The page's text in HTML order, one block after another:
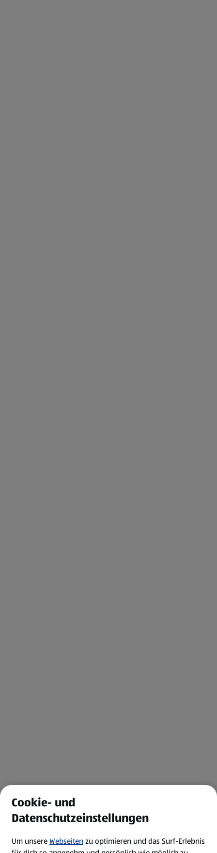
Cookie- und
Datenschutzeinstellungen
Um unsereWebseitenzu optimieren und das Surf-Erlebnis